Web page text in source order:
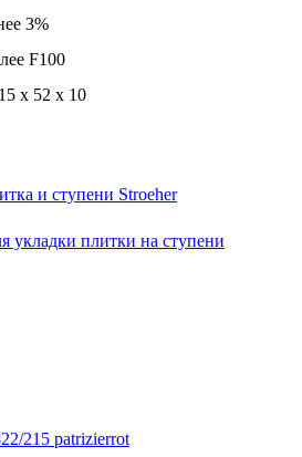
3%
F100
x 52 x 10
и ступени Stroeher
плитки на ступени
215 patrizierrot